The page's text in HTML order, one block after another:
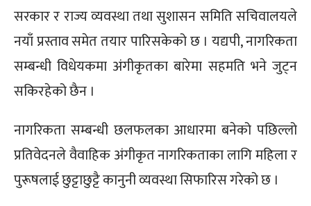
सरकार र राज्य व्यवस्था तथा सुशासन समिति सचिवालयले
नयाँ प्रस्ताव समेत तयार पारिसकेको छ । यद्यपी, नागरिकता
सम्बन्धी विधेयकमा अंगीकृतका बारेमा सहमति भने जुट्न
सकिरहेको छैन ।
नागरिकता सम्बन्धी छलफलका आधारमा बनेको पछिल्लो
प्रतिवेदनले वैवाहिक अंगीकृत नागरिकताका लागि महिला र
पुरूषलाई छुट्टाछुट्टै कानुनी व्यवस्था सिफारिस गरेको छ ।